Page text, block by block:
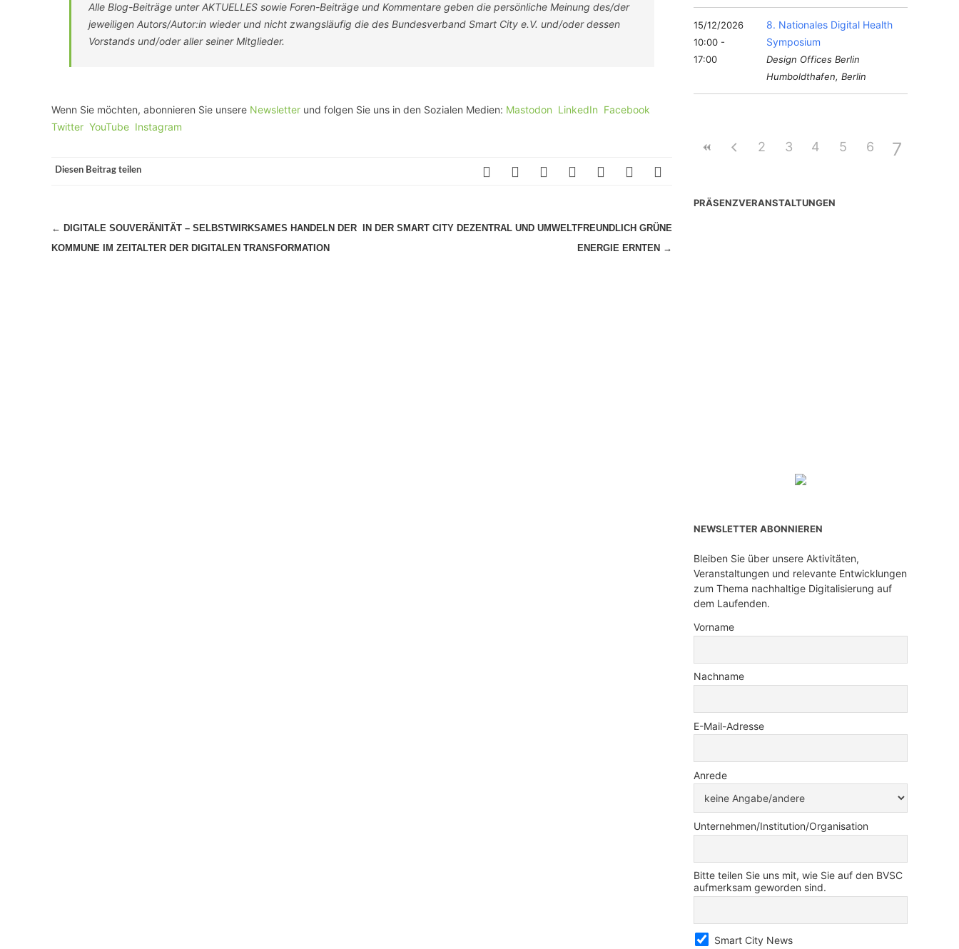
Alle Blog-Beiträge unter AKTUELLES sowie Foren-Beiträge und Kommentare geben die persönliche Meinung des/der
jeweiligen Autors/Autor:in wieder und nicht zwangsläufig die des Bundesverband Smart City e.V. und/oder dessen
Vorstands und/oder aller seiner Mitglieder.
Wenn Sie möchten, abonnieren Sie unsere Newsletter und folgen Sie uns in den Sozialen Medien: Mastodon LinkedIn Facebook
Twitter YouTube Instagram
Diesen Beitrag teilen
Beitragsnavigation
← DIGITALE SOUVERÄNITÄT – SELBSTWIRKSAMES HANDELN DER
KOMMUNE IM ZEITALTER DER DIGITALEN TRANSFORMATION
IN DER SMART CITY DEZENTRAL UND UMWELTFREUNDLICH GRÜNE
ENERGIE ERNTEN →
15/12/2026
10:00 -
17:00
8. Nationales Digital Health
Symposium
Design Offices Berlin
Humboldthafen, Berlin
2 3 4 5 6 7
PRÄSENZVERANSTALTUNGEN
NEWSLETTER ABONNIEREN
Bleiben Sie über unsere Aktivitäten,
Veranstaltungen und relevante Entwicklungen
zum Thema nachhaltige Digitalisierung auf
dem Laufenden.
Vorname
Nachname
E-Mail-Adresse
Anrede
Unternehmen/Institution/Organisation
Bitte teilen Sie uns mit, wie Sie auf den BVSC
aufmerksam geworden sind.
Smart City News